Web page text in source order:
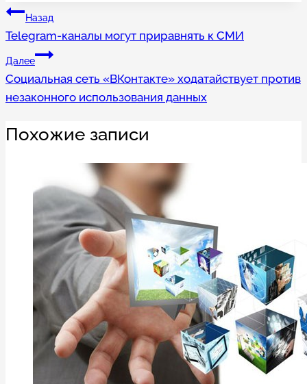
Навигация
по
записям
Назад
Telegram-каналы могут приравнять к СМИ
Далее
Социальная сеть «ВКонтакте» ходатайствует против
незаконного использования данных
Похожие записи